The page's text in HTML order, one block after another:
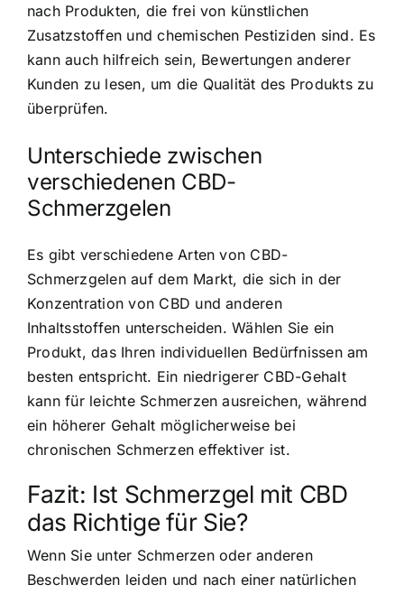
nach Produkten, die frei von künstlichen
Zusatzstoffen und chemischen Pestiziden sind. Es
kann auch hilfreich sein, Bewertungen anderer
Kunden zu lesen, um die Qualität des Produkts zu
überprüfen.
Unterschiede zwischen
verschiedenen CBD-
Schmerzgelen
Es gibt verschiedene Arten von CBD-
Schmerzgelen auf dem Markt, die sich in der
Konzentration von CBD und anderen
Inhaltsstoffen unterscheiden. Wählen Sie ein
Produkt, das Ihren individuellen Bedürfnissen am
besten entspricht. Ein niedrigerer CBD-Gehalt
kann für leichte Schmerzen ausreichen, während
ein höherer Gehalt möglicherweise bei
chronischen Schmerzen effektiver ist.
Fazit: Ist Schmerzgel mit CBD
das Richtige für Sie?
Wenn Sie unter Schmerzen oder anderen
Beschwerden leiden und nach einer natürlichen